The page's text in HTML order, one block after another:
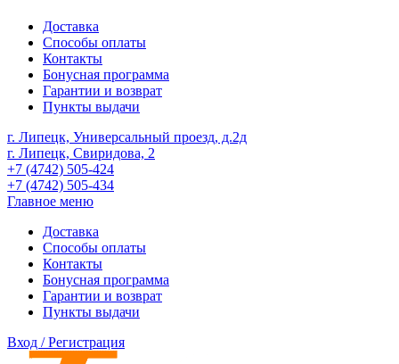
Доставка
Способы оплаты
Контакты
Бонусная программа
Гарантии и возврат
Пункты выдачи
г. Липецк, Универсальный проезд, д.2д
г. Липецк, Свиридова, 2
+7 (4742) 505-424
+7 (4742) 505-434
Главное меню
Доставка
Способы оплаты
Контакты
Бонусная программа
Гарантии и возврат
Пункты выдачи
Вход / Регистрация